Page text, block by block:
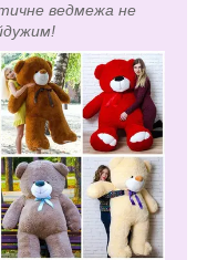
ведмежа не